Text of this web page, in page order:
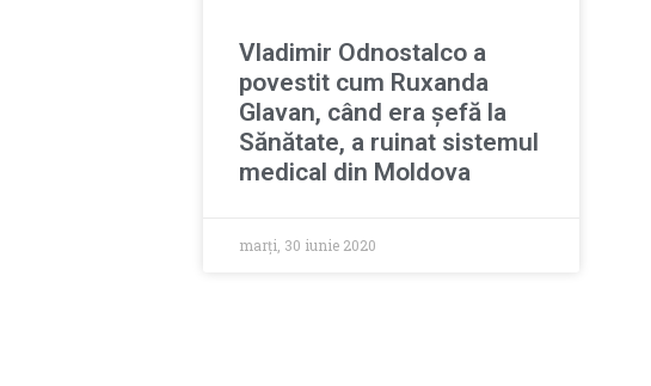
Vladimir Odnostalco a
povestit cum Ruxanda
Glavan, când era șefă la
Sănătate, a ruinat sistemul
medical din Moldova
marți, 30 iunie 2020